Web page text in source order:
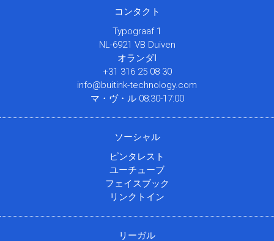
コンタクト
Typograaf 1
NL-6921 VB Duiven
オランダا
+31 316 25 08 30
info@buitink-technology.com
マ・ヴ・ル 08:30-17:00
ソーシャル
ピンタレスト
ユーチューブ
フェイスブック
リンクトイン
リーガル